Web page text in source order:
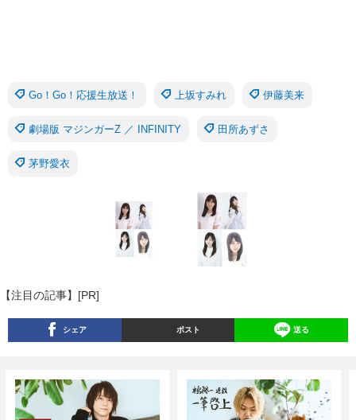
Go！Go！応援生放送！ 上坂すみれ 伊藤美来
劇場版 マジンガーZ ／ INFINITY 田所あずさ
茅野愛衣
【注目の記事】[PR]
シェア ポスト 送る